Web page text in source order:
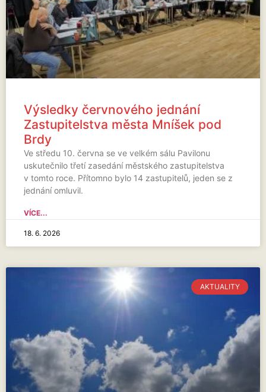
Výsledky červnového jednání
Zastupitelstva města Mníšek pod
Brdy
Ve středu 10. června se ve velkém sálu Pavilonu
uskutečnilo třetí zasedání městského zastupitelstva
v tomto roce. Přítomno bylo 14 zastupitelů, jeden se z
jednání omluvil.
VÍCE...
18. 6. 2026
AKTUALITY